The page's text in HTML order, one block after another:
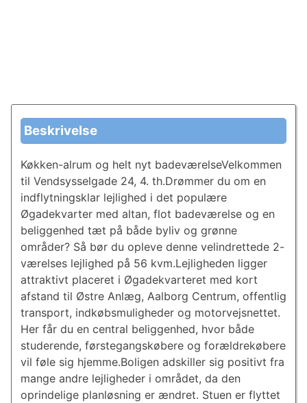
Beskrivelse
Køkken-alrum og helt nyt badeværelseVelkommen
til Vendsysselgade 24, 4. th.Drømmer du om en
indflytningsklar lejlighed i det populære
Øgadekvarter med altan, flot badeværelse og en
beliggenhed tæt på både byliv og grønne
områder? Så bør du opleve denne velindrettede 2-
værelses lejlighed på 56 kvm.Lejligheden ligger
attraktivt placeret i Øgadekvarteret med kort
afstand til Østre Anlæg, Aalborg Centrum, offentlig
transport, indkøbsmuligheder og motorvejsnettet.
Her får du en central beliggenhed, hvor både
studerende, førstegangskøbere og forældrekøbere
vil føle sig hjemme.Boligen adskiller sig positivt fra
mange andre lejligheder i området, da den
oprindelige planløsning er ændret. Stuen er flyttet